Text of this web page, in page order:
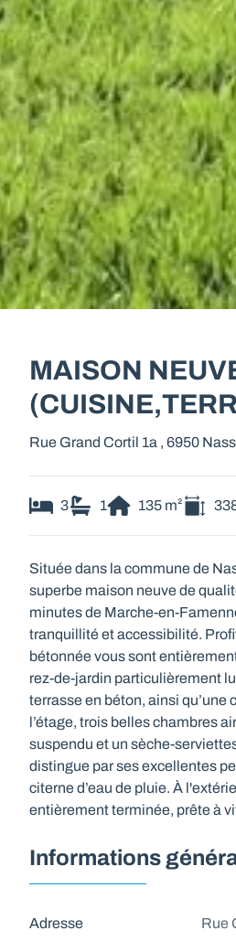
MAISON
Rue Grand Cortil 1a , 6950
3 1 135m²
Située dans la commune de
superbe maison neuve de
minutes de Marche-en-
tranquillité et accessibilité.
bétonnée vous sont
rez-de-jardin particulièrement
terrasse en béton, ainsi
l’étage, trois belles chambres
suspendu et un sèche-
distingue par ses excellentes
citerne d’eau de pluie. À
entièrement terminée, prête à
Informations
Adresse Rue